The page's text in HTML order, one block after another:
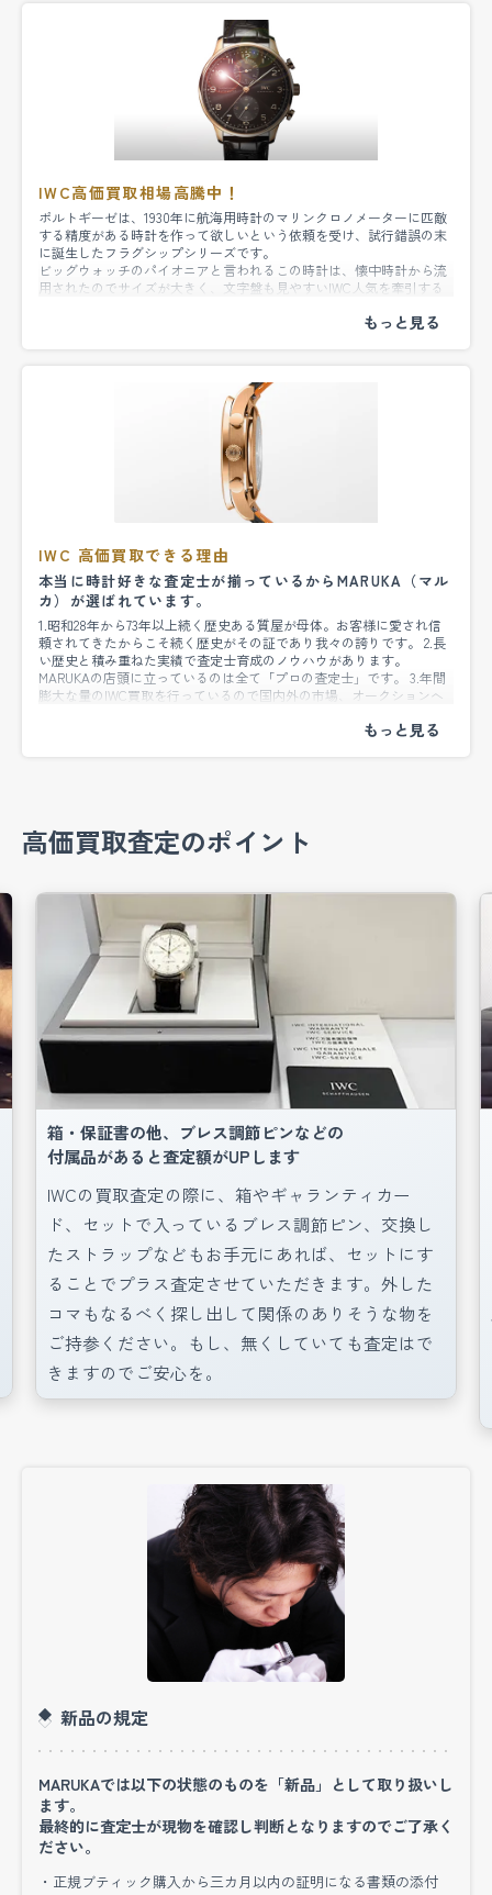
ておりますので、少しでも高い査定を頑張らせて
頂きます。査定のご相談は無料となりますので、
是非ともお待ちしております。
IWCについて
IWCの時計があるのですが、保証書がなくても買
取できますか？(東京都/40代/男性)
お問い合わせありがとうございます。
IWCに関してですが、基本的には保証書が必須と
しかし、場合によっては買取可能なケースもあり
ますので、詳しくは店頭までご相談下さいませ。
IWCのケースのみの買取
IWCの古い時計をマルカさんで売却しました。 時
計好きで、しかも古い時計を集めていましたが、
メンテナンスの手間からいくつか売却をしようと
検討していて近くにあるマルカさんに相談しまし
た。 元々アンティークショップなどで購入したも
た状態もまちまちなのですが、 その中の一本で、
付属品がなく、革ベルトも正規品ではないIWCの
時計があり、 今回はその売却を考えていました。
使用していたこともあり、革ベルトがボロボロに
なっていたので捨ててしまい、ケースのみの状態
でしたが、かなりよい値段で引き取ってもらえる
ようでしたのでそのまま買取をお願いしました。
横浜元町店のご利用ありがとうございます。
マルカではアンティークウォッチの買取にも力を
入れていますので、たとえケースだけの状態にな
っていても高価買取させて頂きます。
また逆にケースがなくブレスレットだけの買取も
させていただいております。
オーバーホールを長年していないIWCの時計も
高くで買取してもらえました
買ってからずっと使っていたIWCの時計を持ち込
みました オーバーホールも一回もしていなかった
ので心配でしたが 関係なく高くで買ってくれまし
た！ ありがとうございました
性)
IWCの時計買取りありがとうございます！
マルカではメンテナンスをしていない時計の買取
古い時計でもIWC買取が可能です。
IWC高価買取相場高騰中！
ポルトギーゼは、1930年に航海用時計のマリンクロノメーターに匹敵
する精度がある時計を作って欲しいという依頼を受け、試行錯誤の末
に誕生したフラグシップシリーズです。
ビッグウォッチのパイオニアと言われるこの時計は、懐中時計から流
用されたのでサイズが大きく、文字盤も見やすいIWC人気を牽引する
ーゼ、当時はケース径42mmもあった事から売れ行きも芳しくなかっ
中が気づきIWC買取相場が密かに上昇し始めました。買取老舗店
MARUKA（マルカ）は創業当時からIWCに注視し、買取を強化してお
IWC 高価買取できる理由
本当に時計好きな査定士が揃っているからMARUKA（マル
カ）が選ばれています。
1.昭和28年から73年以上続く歴史ある質屋が母体。お客様に愛され信
頼されてきたからこそ続く歴史がその証であり我々の誇りです。 2.長
い歴史と積み重ねた実績で査定士育成のノウハウがあります。
MARUKAの店頭に立っているのは全て「プロの査定士」です。 3.年間
膨大な量のIWC買取を行っているので国内外の市場、オークションへ
入れるシステムがあります。 4.自社でのメンテナンス部門があり買取
を与えません。その買取価格に至った経緯も丁寧に説明し詳細を記し
た伝票をお渡しします。
高価買取査定のポイント
箱・保証書の他、ブレス調節ピンなどの
付属品があると査定額がUPします
IWCの買取査定の際に、箱やギャランティカー
ド、セットで入っているブレス調節ピン、交換し
たストラップなどもお手元にあれば、セットにす
ることでプラス査定させていただきます。外した
コマもなるべく探し出して関係のありそうな物を
ご持参ください。もし、無くしていても査定はで
きますのでご安心を。
新品の規定
MARUKAでは以下の状態のものを「新品」として取り扱いし
ます。
最終的に査定士が現物を確認し判断となりますのでご了承く
ださい。
・正規ブティック購入から三カ月以内の証明になる書類の添付